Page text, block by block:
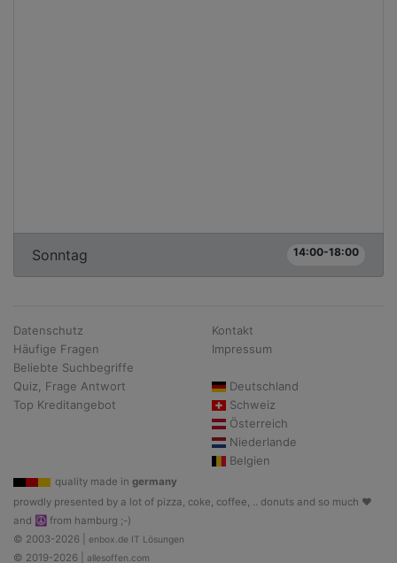
Sonntag 14:00-18:00
Datenschutz
Häufige Fragen
Beliebte Suchbegriffe
Quiz, Frage Antwort
Top Kreditangebot
Kontakt
Impressum
Deutschland
Schweiz
Österreich
Niederlande
Belgien
quality made in germany
prowdly presented by a lot of pizza, coke, coffee, .. donuts and so much ♥
and ☮ from hamburg ;-)
© 2003-2026 | enbox.de IT Lösungen
© 2019-2026 | allesoffen.com